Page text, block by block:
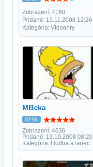
Zobrazení: 4160
Pridané: 15.11.2008 12:26
Kategória: Videohry
MBcka
02:56
Zobrazení: 4636
Pridané: 19.10.2008 08:20
Kategória: Hudba a tanec